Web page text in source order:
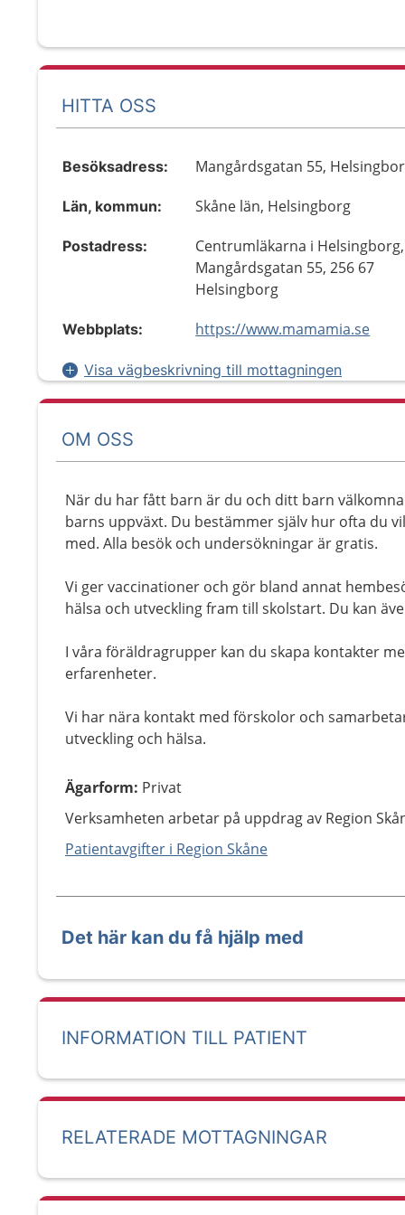
HITTA OSS
Besöksadress: Mangårdsgatan 55,
Län, kommun: Skåne län, Helsingborg
Postadress:
Centrumläkarna i Helsingborg,
Mangårdsgatan 55, 256 67
Helsingborg
Webbplats: https://www.mamamia.se
Visa vägbeskrivning till mottagningen
OM OSS
När du har fått barn är du och ditt barn
barns uppväxt. Du bestämmer själv hur ofta du
med. Alla besök och undersökningar är gratis.
Vi ger vaccinationer och gör bland annat
hälsa och utveckling fram till skolstart. Du kan
I våra föräldragrupper kan du skapa kontakter
erfarenheter.
Vi har nära kontakt med förskolor och
utveckling och hälsa.
Ägarform: Privat
Verksamheten arbetar på uppdrag av Region
Patientavgifter i Region Skåne
Det här kan du få hjälp med
INFORMATION TILL PATIENT
RELATERADE MOTTAGNINGAR